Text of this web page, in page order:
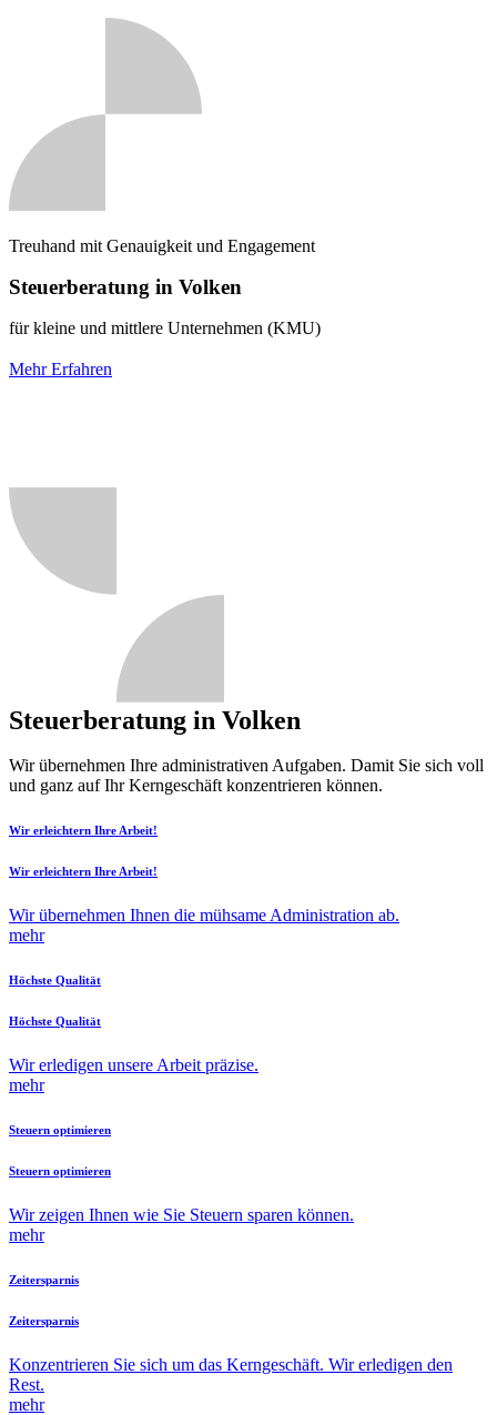
Treuhand mit Genauigkeit und Engagement
Steuerberatung in Volken
für kleine und mittlere Unternehmen (KMU)
Mehr Erfahren
Steuerberatung in Volken
Wir übernehmen Ihre administrativen Aufgaben. Damit Sie sich voll
und ganz auf Ihr Kerngeschäft konzentrieren können.
Wir erleichtern Ihre Arbeit!
Wir erleichtern Ihre Arbeit!
Wir übernehmen Ihnen die mühsame Administration ab.
mehr
Höchste Qualität
Höchste Qualität
Wir erledigen unsere Arbeit präzise.
mehr
Steuern optimieren
Steuern optimieren
Wir zeigen Ihnen wie Sie Steuern sparen können.
mehr
Zeitersparnis
Zeitersparnis
Konzentrieren Sie sich um das Kerngeschäft. Wir erledigen den
Rest.
mehr